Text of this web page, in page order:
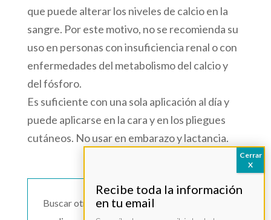
que puede alterar los niveles de calcio en la
sangre. Por este motivo, no se recomienda su
uso en personas con insuficiencia renal o con
enfermedades del metabolismo del calcio y
del fósforo.
Es suficiente con una sola aplicación al día y
puede aplicarse en la cara y en los pliegues
cutáneos. No usar en embarazo y lactancia.
Buscar otro